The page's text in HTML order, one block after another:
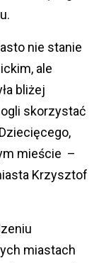
nie stanie
ale
bliżej
skorzystać
mieście –
Krzysztof
miastach